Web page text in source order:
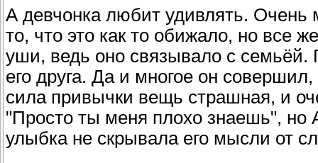
А девчонка любит удивлять.
то, что это как то обижало, но все
уши, ведь оно связывало с
его друга. Да и многое он
сила привычки вещь страшная, и
"Просто ты меня плохо знаешь", но
улыбка не скрывала его мысли от